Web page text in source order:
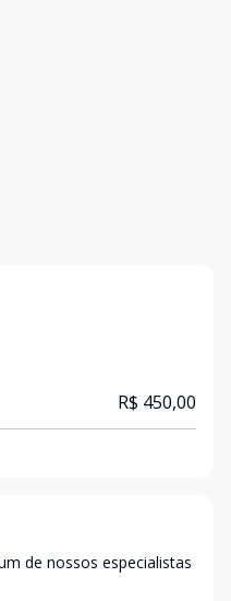
R$ 450,00
de nossos especialistas